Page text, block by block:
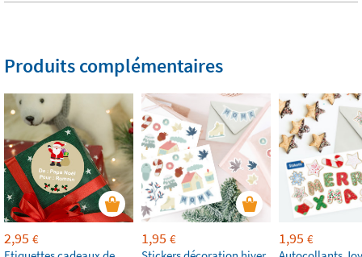
Produits complémentaires
2,95 €
1,95 €
1,95 €